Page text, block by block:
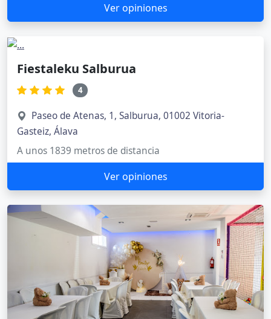
Ver opiniones
Fiestaleku Salburua
4
Paseo de Atenas, 1, Salburua, 01002 Vitoria-
Gasteiz, Álava
A unos 1839 metros de distancia
Ver opiniones